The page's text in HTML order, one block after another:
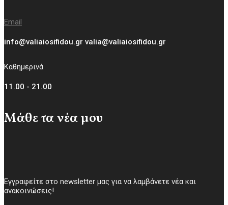
Email
info@valiaiosifidou.gr valia@valiaiosifidou.gr
Καθημερινά
11.00 - 21.00
Μάθε τα νέα μου
Εγγραφείτε στο newsletter μας για να λαμβάνετε νέα και
ανακοινώσεις!